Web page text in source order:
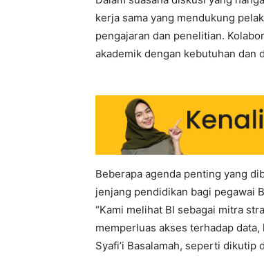
kerja sama yang mendukung
pengajaran dan penelitian.
akademik dengan kebutuhan dan
Beberapa agenda penting yang
jenjang pendidikan bagi pegawai
“Kami melihat BI sebagai mitra
memperluas akses terhadap
Syafi’i Basalamah, seperti dikutip